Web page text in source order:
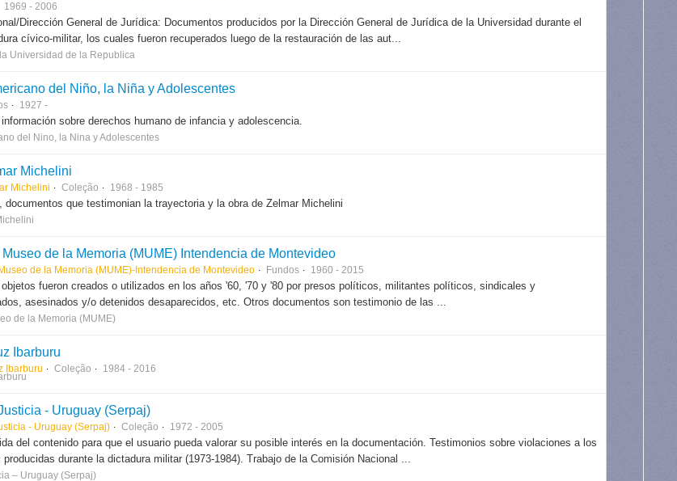
1969 - 2006
Dirección General de Jurídica: Documentos producidos por la Dirección General de Jurídica de la Universidad durante el
cívico-militar, los cuales fueron recuperados luego de la restauración de las aut...
Universidad de la Republica
del Niño, la Niña y Adolescentes
1927 -
sobre derechos humano de infancia y adolescencia.
del Nino, la Nina y Adolescentes
Michelini
Michelini Coleção 1968 - 1985
documentos que testimonian la trayectoria y la obra de Zelmar Michelini
de la Memoria (MUME) Intendencia de Montevideo
de la Memoria (MUME)-Intendencia de Montevideo Fundos 1960 - 2015
fueron creados o utilizados en los años '60, '70 y '80 por presos políticos, militantes políticos, sindicales y
asesinados y/o detenidos desaparecidos, etc. Otros documentos son testimonio de las ...
de la Memoria (MUME)
Ibarburu
Ibarburu Coleção 1984 - 2016
- Uruguay (Serpaj)
- Uruguay (Serpaj) Coleção 1972 - 2005
del contenido para que el usuario pueda valorar su posible interés en la documentación. Testimonios sobre violaciones a los
durante la dictadura militar (1973-1984). Trabajo de la Comisión Nacional ...
– Uruguay (Serpaj)